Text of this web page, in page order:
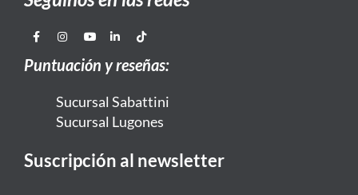
Puntuación y reseñas:
Sucursal Sabattini
Sucursal Lugones
Suscripción al newsletter